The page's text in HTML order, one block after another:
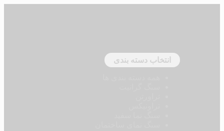
انتخاب دسته بندی